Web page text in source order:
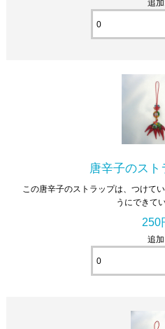
追加
唐辛子のスト
この唐辛子のストラップは、つけて
うにできて
250
追加